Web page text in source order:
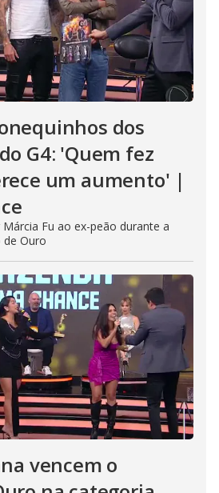
dos
G4: 'Quem fez
um aumento' |
Fu ao ex-peão durante a
de Ouro
vencem o